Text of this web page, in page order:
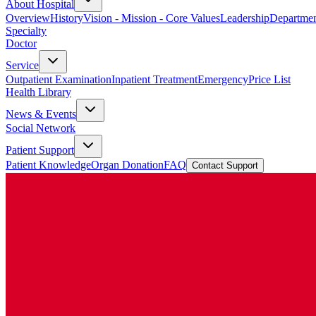
About Hospital
OverviewHistoryVision - Mission - Core ValuesLeadership
Specialty
Doctor
Service
Outpatient ExaminationInpatient TreatmentEmergencyPrice List
Health Library
News & Events
Social Network
Patient Support
Patient KnowledgeOrgan DonationFAQ Contact Support